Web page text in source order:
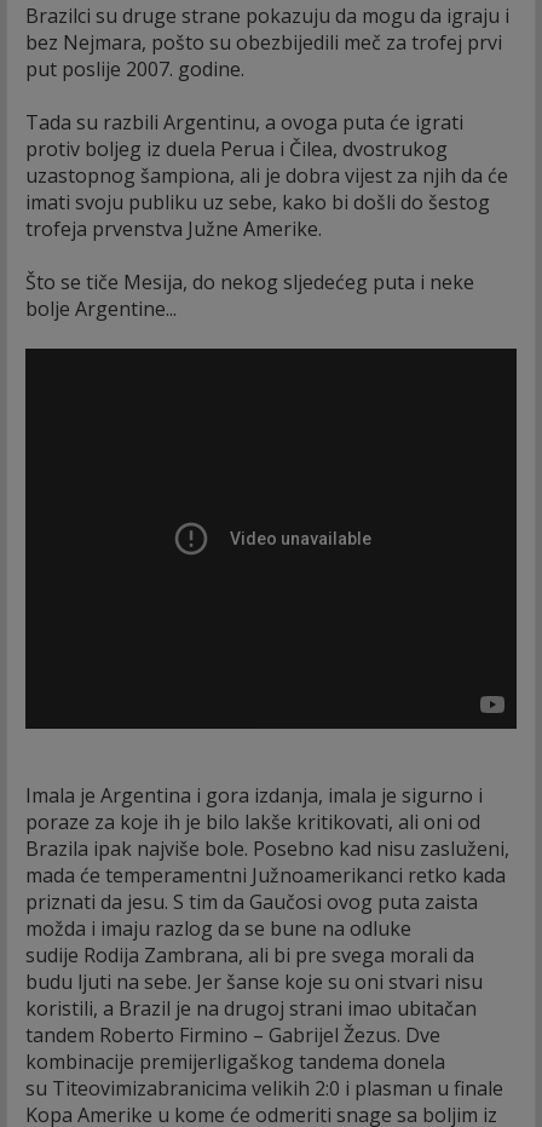
Brazilci su druge strane pokazuju da mogu da igraju i
bez Nejmara, pošto su obezbijedili meč za trofej prvi
put poslije 2007. godine.
Tada su razbili Argentinu, a ovoga puta će igrati
protiv boljeg iz duela Perua i Čilea, dvostrukog
uzastopnog šampiona, ali je dobra vijest za njih da će
imati svoju publiku uz sebe, kako bi došli do šestog
trofeja prvenstva Južne Amerike.
Što se tiče Mesija, do nekog sljedećeg puta i neke
bolje Argentine...
Imala je Argentina i gora izdanja, imala je sigurno i
poraze za koje ih je bilo lakše kritikovati, ali oni od
Brazila ipak najviše bole. Posebno kad nisu zasluženi,
mada će temperamentni Južnoamerikanci retko kada
priznati da jesu. S tim da Gaučosi ovog puta zaista
možda i imaju razlog da se bune na odluke
sudije Rodija Zambrana, ali bi pre svega morali da
budu ljuti na sebe. Jer šanse koje su oni stvari nisu
koristili, a Brazil je na drugoj strani imao ubitačan
tandem Roberto Firmino – Gabrijel Žezus. Dve
kombinacije premijerligaškog tandema donela
su Titeovimizabranicima velikih 2:0 i plasman u finale
Kopa Amerike u kome će odmeriti snage sa boljim iz